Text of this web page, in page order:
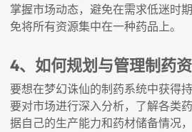
掌握市场动态，避免在需求低迷时
免将所有资源集中在一种药品上。
4、如何规划与管理制药
要想在梦幻诛仙的制药系统中获得
要对市场进行深入分析，了解各类
据自己的生产能力和药材储备情况